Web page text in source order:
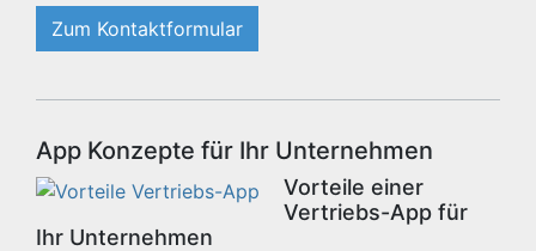
Zum Kontaktformular
App Konzepte für Ihr Unternehmen
Vorteile einer
Vertriebs-App für
Ihr Unternehmen